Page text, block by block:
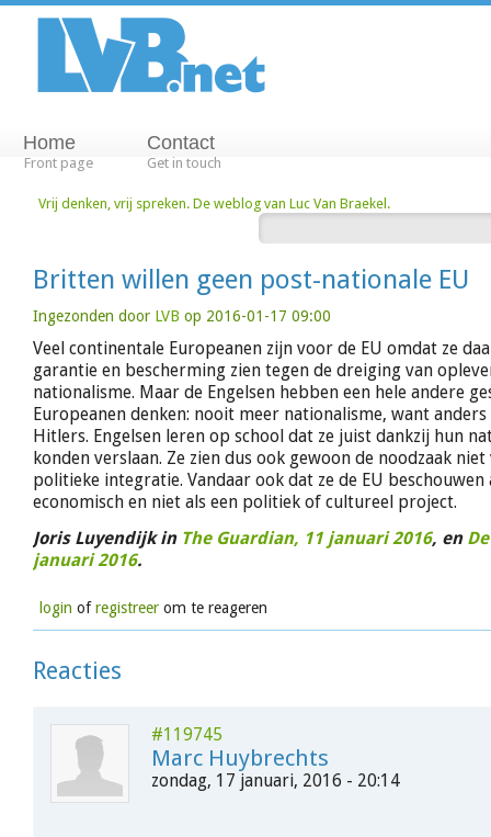
Home
Front page
Contact
Get in touch
Vrij denken, vrij spreken. De weblog van Luc Van Braekel.
Britten willen geen post-nationale EU
Ingezonden door LVB op 2016-01-17 09:00
Veel continentale Europeanen zijn voor de EU omdat ze
garantie en bescherming zien tegen de dreiging van
nationalisme. Maar de Engelsen hebben een hele andere
Europeanen denken: nooit meer nationalisme, want
Hitlers. Engelsen leren op school dat ze juist dankzij hun
konden verslaan. Ze zien dus ook gewoon de noodzaak
politieke integratie. Vandaar ook dat ze de EU beschouwen
economisch en niet als een politiek of cultureel project.
Joris Luyendijk in The Guardian, 11 januari 2016, en
januari 2016.
login ofregistreerom te reageren
Reacties
#119745
Marc Huybrechts
zondag, 17 januari, 2016 - 20:14